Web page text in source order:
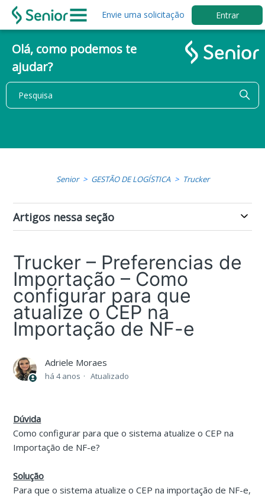
Envie uma solicitação Entrar
Olá, como podemos te
ajudar?
Senior GESTÃO DE LOGÍSTICA Trucker
Artigos nessa seção
Trucker – Preferencias de
Importação – Como
configurar para que
atualize o CEP na
Importação de NF-e
Adriele Moraes
há 4 anos Atualizado
Dúvida
Como configurar para que o sistema atualize o CEP na
Importação de NF-e?
Solução
Para que o sistema atualize o CEP na importação de NF-e,